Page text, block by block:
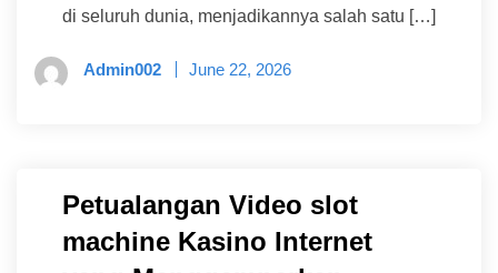
di seluruh dunia, menjadikannya salah satu […]
Admin002 June 22, 2026
Petualangan Video slot
machine Kasino Internet